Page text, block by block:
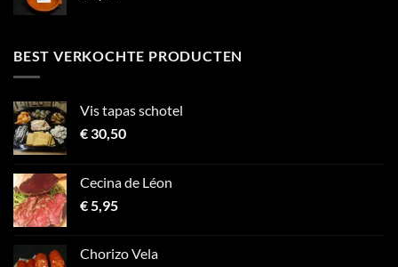
BEST VERKOCHTE PRODUCTEN
Vis tapas schotel
€30,50
Cecina de Léon
€5,95
Chorizo ​​Vela